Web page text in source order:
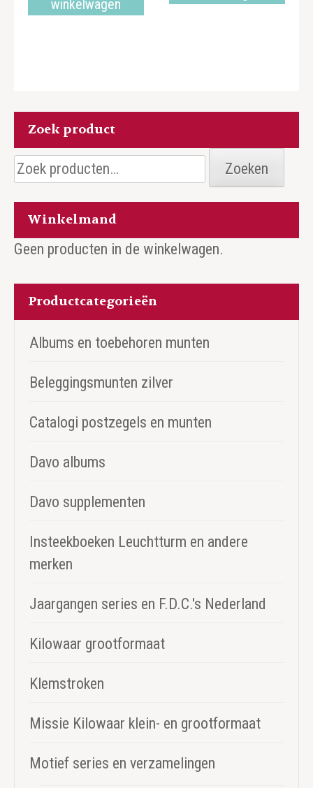
winkelwagen
Zoek product
Zoeken
naar:
Zoeken
Winkelmand
Geen producten in de winkelwagen.
Productcategorieën
Albums en toebehoren munten
Beleggingsmunten zilver
Catalogi postzegels en munten
Davo albums
Davo supplementen
Insteekboeken Leuchtturm en andere
merken
Jaargangen series en F.D.C.'s Nederland
Kilowaar grootformaat
Klemstroken
Missie Kilowaar klein- en grootformaat
Motief series en verzamelingen